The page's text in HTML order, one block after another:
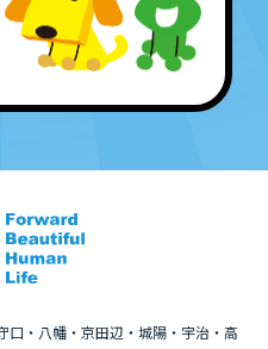
口・八幡・京田辺・城陽・宇治・高